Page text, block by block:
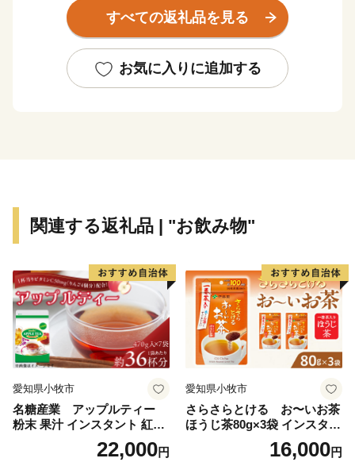
このような本市を「ぜひ応援したい！」と思ってくださ
の想いを「ふるさと納税」にのせ、本市を応援いただけ
ればと存じます。
ざまな分野に活用させていただき、施策に反映させてま
いりますので、応援をよろしくお願いいたします。
※本市では、いかなる理由があっても、お申込後の寄附
の取り下げ（キャンセル）及び寄附金の返金は致しかね
すべての返礼品を見る
お気に入りに追加する
関連する返礼品 | "お飲み物"
愛知県小牧市
名糖産業 アップルティー
粉末 果汁 インスタント 紅茶
ティー ビタミンC 袋 ロング
セラー 粉末飲料 粉末茶 簡単
22,000円
愛知県小牧市
さらさらとける お〜いお茶
ほうじ茶80g×3袋 インスタン
トほうじ茶 粉末ほうじ茶 粉
末茶 おーいお茶 粉末緑茶
16,000円